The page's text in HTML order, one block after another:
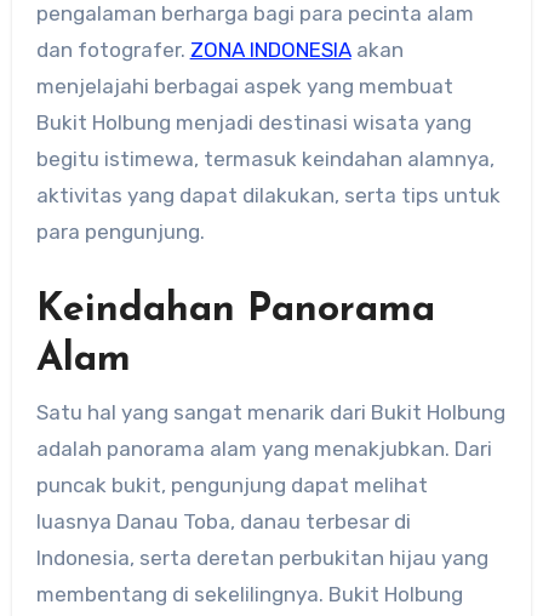
pengalaman berharga bagi para pecinta alam
dan fotografer. ZONA INDONESIAakan
menjelajahi berbagai aspek yang membuat
Bukit Holbung menjadi destinasi wisata yang
begitu istimewa, termasuk keindahan alamnya,
aktivitas yang dapat dilakukan, serta tips untuk
para pengunjung.
Keindahan Panorama
Alam
Satu hal yang sangat menarik dari Bukit Holbung
adalah panorama alam yang menakjubkan. Dari
puncak bukit, pengunjung dapat melihat
luasnya Danau Toba, danau terbesar di
Indonesia, serta deretan perbukitan hijau yang
membentang di sekelilingnya. Bukit Holbung